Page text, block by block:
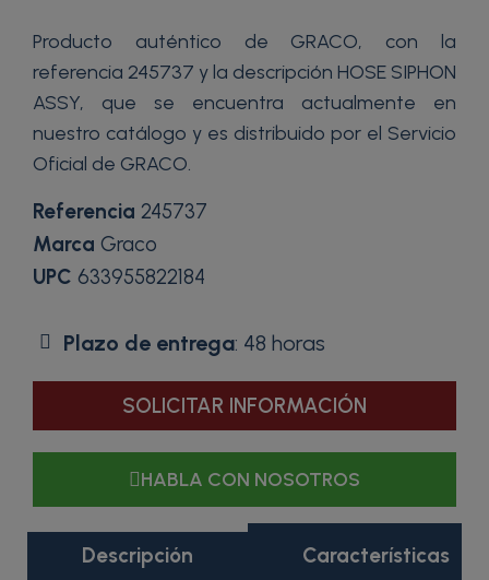
Producto auténtico de GRACO, con la
referencia 245737 y la descripción HOSE SIPHON
ASSY, que se encuentra actualmente en
nuestro catálogo y es distribuido por el Servicio
Oficial de GRACO.
Referencia 245737
Marca Graco
UPC 633955822184
Plazo de entrega: 48 horas
SOLICITAR INFORMACIÓN
HABLA CON NOSOTROS
Descripción Características